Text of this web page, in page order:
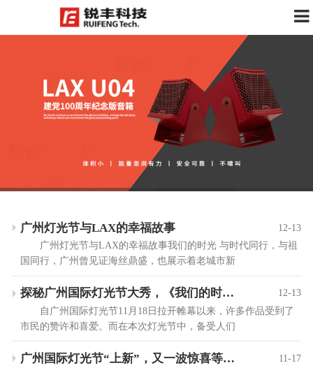
12-13
广州灯光节与LAX的幸福故事
广州灯光节与LAX的幸福故事我们的时光 与时代同行，与祖
国同行，广州曾见证海丝鼎盛，也展示着老城市新
12-13
探秘广州国际灯光节大秀，《我们的时光》为什么这么火！
自广州国际灯光节11月18日拉开帷幕以来，许多作品受到了
市民的赞许和喜爱。而在本次灯光节中，备受人们
11-17
广州国际灯光节“上新”，又一波惊喜等着你！